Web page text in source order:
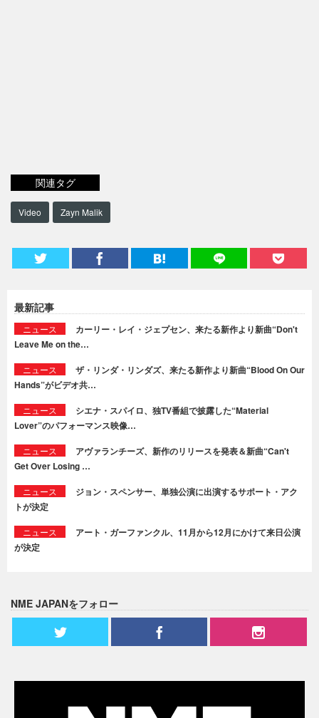
関連タグ
Video Zayn Malik
最新記事
ニュース
カーリー・レイ・ジェプセン、来たる新作より新曲“Don't
Leave Me on the…
ニュース
ザ・リンダ・リンダズ、来たる新作より新曲“Blood On Our
Hands”がビデオ共…
ニュース
シエナ・スパイロ、独TV番組で披露した“Material
Lover”のパフォーマンス映像…
ニュース
アヴァランチーズ、新作のリリースを発表＆新曲“Can't
Get Over Losing …
ニュース
ジョン・スペンサー、単独公演に出演するサポート・アク
トが決定
ニュース
アート・ガーファンクル、11月から12月にかけて来日公演
が決定
NME JAPANをフォロー